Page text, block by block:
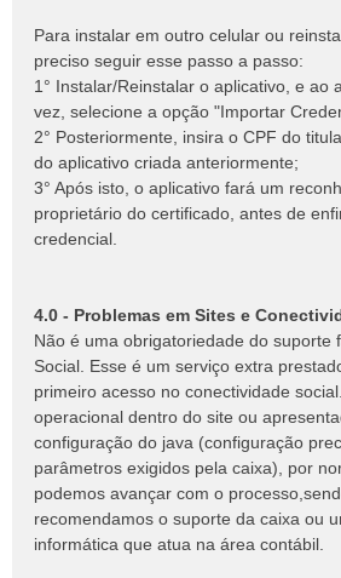
Para instalar em outro celular ou
preciso seguir esse passo a passo:
1° Instalar/Reinstalar o aplicativo, e ao
vez, selecione a opção "Importar
2° Posteriormente, insira o CPF do
do aplicativo criada anteriormente;
3° Após isto, o aplicativo fará um
proprietário do certificado, antes de
credencial.
4.0 - Problemas em Sites e
Não é uma obrigatoriedade do suporte
Social. Esse é um serviço extra
primeiro acesso no conectividade
operacional dentro do site ou
configuração do java (configuração
parâmetros exigidos pela caixa), por
podemos avançar com o
recomendamos o suporte da caixa ou
informática que atua na área contábil.